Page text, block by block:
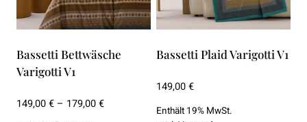
Bassetti Bettwäsche
Varigotti V1
149,00€– 179,00€Preisspanne:
Bassetti Plaid Varigotti V1
149,00€
Enthält 19% MwSt.